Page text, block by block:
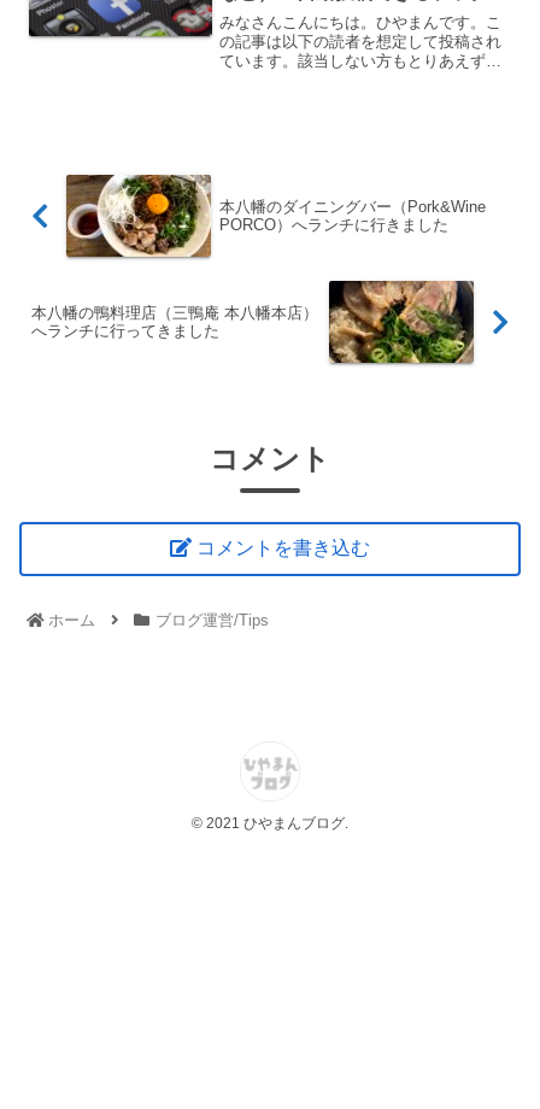
ン”Nelio Content”の使い方をご
紹介！
みなさんこんにちは。ひやまんです。こ
の記事は以下の読者を想定して投稿され
ています。該当しない方もとりあえず読
本八幡のダイニングバー（Pork&Wine
PORCO）へランチに行きました
本八幡の鴨料理店（三鴨庵 本八幡本店）
へランチに行ってきました
コメント
コメントを書き込む
ホーム ブログ運営/Tips
© 2021 ひやまんブログ.